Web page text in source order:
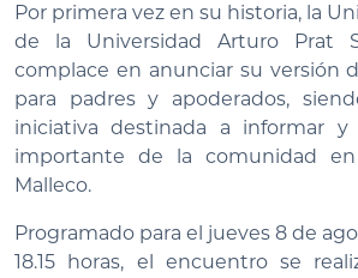
Por primera vez en su historia, la
de la Universidad Arturo Prat
complace en anunciar su versión
para padres y apoderados,
iniciativa destinada a informar
importante de la comunidad
Malleco.
Programado para el jueves 8 de
18.15 horas, el encuentro se